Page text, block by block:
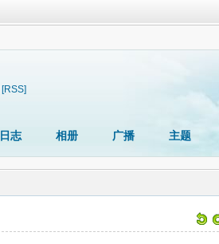
[RSS]
日志 相册 广播 主题